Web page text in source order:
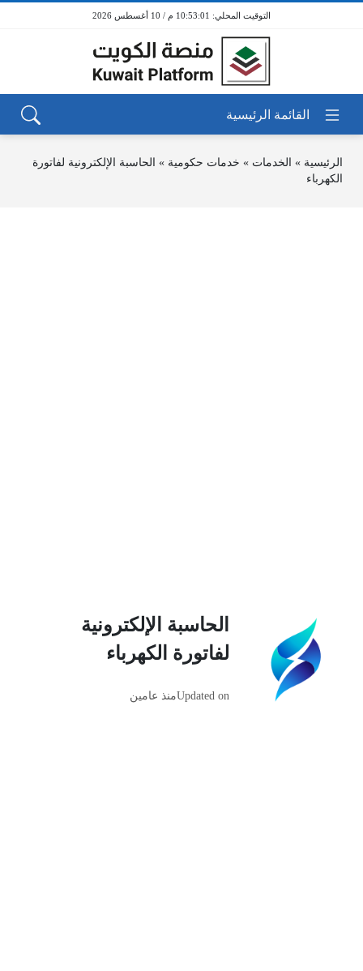
10:53:01 م / 10 أغسطس 2026
الرئيسية » الخدمات » خدمات حكومية » الحاسبة الإلكترونية لفاتورة
الكهرباء
الحاسبة الإلكترونية
لفاتورة الكهرباء
Updated onمنذ عامين